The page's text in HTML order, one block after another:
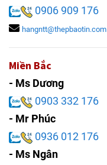
0906 909 176
hangntt@thepbaotin.com
Miền Bắc
- Ms Dương
0903 332 176
- Mr Phúc
0936 012 176
- Ms Ngân